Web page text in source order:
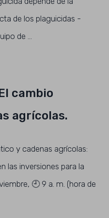
de los plaguicidas -
de …
cambio
agrícolas.
y cadenas agrícolas:
las inversiones para la
🕘 9 a. m. (hora de